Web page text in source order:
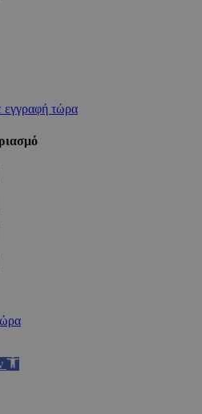
εγγραφή τώρα